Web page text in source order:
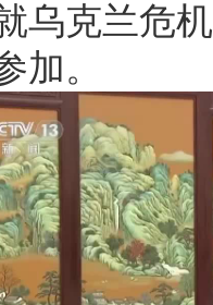
乌克兰危
加。